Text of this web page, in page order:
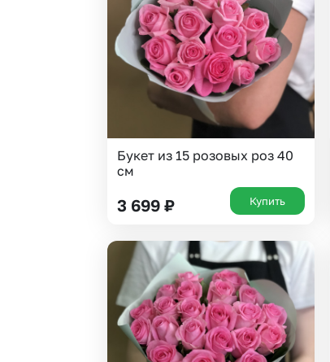
Гипсофила
Гортензии
Эустома
Букет из 15 розовых роз 40
см
3 699 ₽ Купить